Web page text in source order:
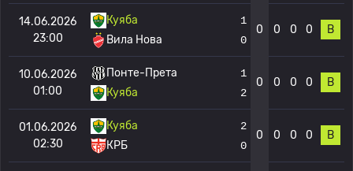
14.06.2026
23:00
Куяба
Вила Нова
1
0
0 0 0 0 В
10.06.2026
01:00
Понте-Прета
Куяба
1
2
0 0 0 0 В
01.06.2026
02:30
Куяба
КРБ
2
0
0 0 0 0 В